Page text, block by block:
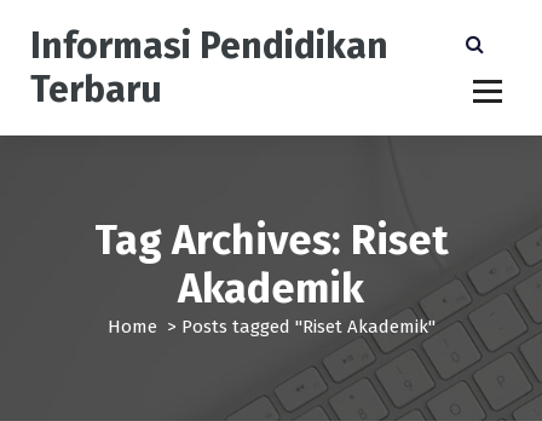
Informasi Pendidikan
Terbaru
Tag Archives: Riset
Akademik
Home > Posts tagged "Riset Akademik"